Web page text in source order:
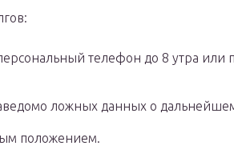
телефон до 8 утра или
ложных данных о
положением.